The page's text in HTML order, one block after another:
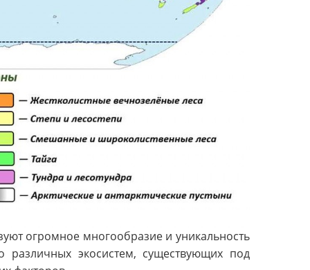
огромное многообразие и уникальность
экосистем, существующих под